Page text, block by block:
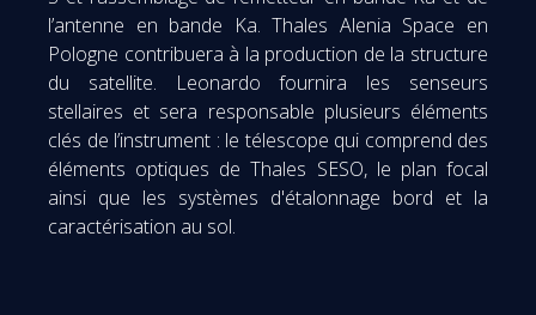
l’antenne en bande Ka. Thales Alenia Space en
Pologne contribuera à la production de la structure
du satellite. Leonardo fournira les senseurs
stellaires et sera responsable plusieurs éléments
clés de l’instrument : le télescope qui comprend des
éléments optiques de Thales SESO, le plan focal
ainsi que les systèmes d'étalonnage bord et la
caractérisation au sol.